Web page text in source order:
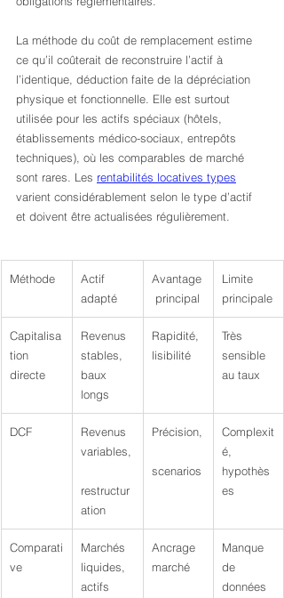
La méthode du coût de remplacement estime
ce qu’il coûterait de reconstruire l’actif à
l’identique, déduction faite de la dépréciation
physique et fonctionnelle. Elle est surtout
utilisée pour les actifs spéciaux (hôtels,
établissements médico-sociaux, entrepôts
techniques), où les comparables de marché
sont rares. Les rentabilités locatives types
varient considérablement selon le type d’actif
et doivent être actualisées régulièrement.
Méthode
Actif
adapté
Avantage
principal
Limite
principale
Capitalisa
tion
directe
Revenus
stables,
baux
longs
Rapidité,
lisibilité
Très
sensible
au taux
DCF
Revenus
variables,
restructur
ation
Précision,
scenarios
Complexit
é,
hypothès
es
Comparati
ve
Marchés
liquides,
actifs
Ancrage
marché
Manque
de
données